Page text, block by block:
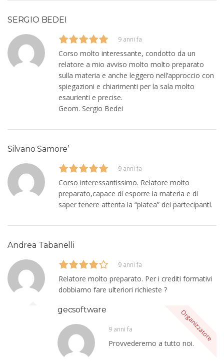
SERGIO BEDEI
9 anni fa
Corso molto interessante, condotto da un
relatore a mio avviso molto molto preparato
sulla materia e anche leggero nell’approccio con
spiegazioni e chiarimenti per la sala molto
esaurienti e precise.
Geom. Sergio Bedei
Silvano Samore’
9 anni fa
Corso interessantissimo. Relatore molto
preparato,capace di esporre la materia e di
saper tenere attenta la “platea” dei partecipanti.
Andrea Tabanelli
9 anni fa
Relatore molto preparato. Per i crediti formativi
dobbiamo fare ulteriori richieste ?
gecsoftware
9 anni fa
Provvederemo a tutto noi.